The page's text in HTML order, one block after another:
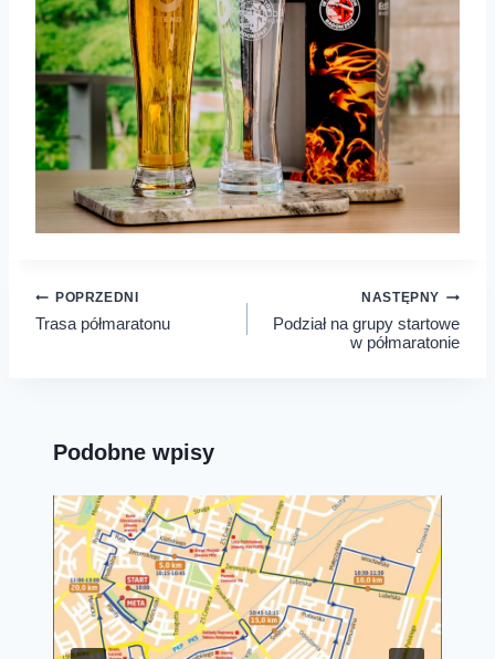
Nawigacja
wpisu
POPRZEDNI
Trasa półmaratonu
NASTĘPNY
Podział na grupy startowe
w półmaratonie
Podobne wpisy